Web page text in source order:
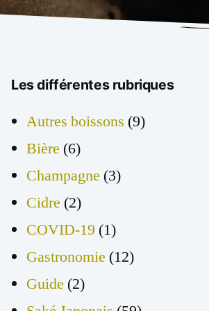
Les différentes rubriques
Autres boissons (9)
Bière (6)
Champagne (3)
Cidre (2)
COVID-19 (1)
Gastronomie (12)
Guide (2)